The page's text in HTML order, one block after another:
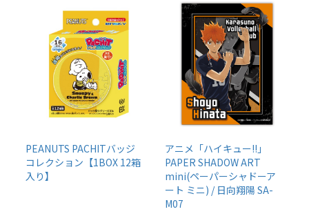
PEANUTS PACHITバッジ
コレクション【1BOX 12箱
入り】
アニメ「ハイキュー!!」
PAPER SHADOW ART
mini(ペーパーシャドーア
ート ミニ) / 日向翔陽 SA-
M07